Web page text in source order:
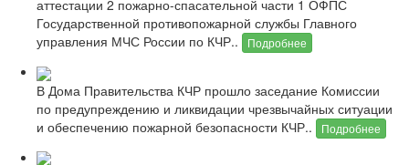
аттестации 2 пожарно-спасательной части 1 ОФПС
Государственной противопожарной службы Главного
управления МЧС России по КЧР..
Подробнее
В Дома Правительства КЧР прошло заседание Комиссии
по предупреждению и ликвидации чрезвычайных ситуации
и обеспечению пожарной безопасности КЧР..
Подробнее